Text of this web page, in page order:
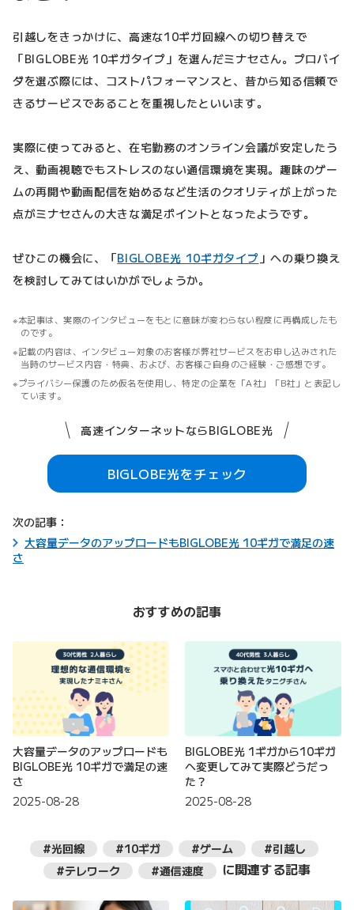
引越しをきっかけに、高速な10ギガ回線への切り替えで
「BIGLOBE光 10ギガタイプ」を選んだミナセさん。プロバイ
ダを選ぶ際には、コストパフォーマンスと、昔から知る信頼で
きるサービスであることを重視したといいます。
実際に使ってみると、在宅勤務のオンライン会議が安定したう
え、動画視聴でもストレスのない通信環境を実現。趣味のゲー
ムの再開や動画配信を始めるなど生活のクオリティが上がった
点がミナセさんの大きな満足ポイントとなったようです。
ぜひこの機会に、「BIGLOBE光 10ギガタイプ 」への乗り換え
を検討してみてはいかがでしょうか。
本記事は、実際のインタビューをもとに意味が変わらない程度に再構成したも
のです。
記載の内容は、インタビュー対象のお客様が弊社サービスをお申し込みされた
当時のサービス内容・特典、および、お客様ご自身のご経験・ご感想です。
プライバシー保護のため仮名を使用し、特定の企業を「A社」「B社」と表記し
ています。
高速インターネットならBIGLOBE光
BIGLOBE光をチェック
次の記事：
大容量データのアップロードもBIGLOBE光 10ギガで満足の速
さ
おすすめの記事
大容量データのアップロードも
BIGLOBE光 10ギガで満足の速
さ
2025-08-28
BIGLOBE光 1ギガから10ギガ
へ変更してみて実際どうだっ
た？
2025-08-28
#光回線 #10ギガ #ゲーム
#引越し
#テレワーク
#通信速度 に関連する記事